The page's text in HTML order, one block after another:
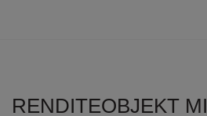
RENDITEOBJEKT